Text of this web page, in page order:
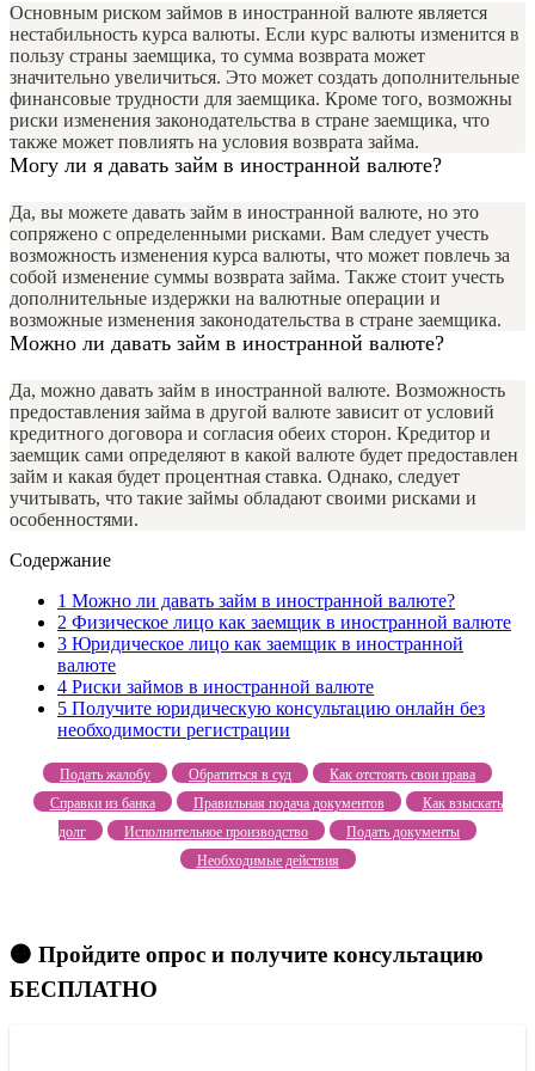
Основным риском займов в иностранной валюте является
нестабильность курса валюты. Если курс валюты изменится в
пользу страны заемщика, то сумма возврата может
значительно увеличиться. Это может создать дополнительные
финансовые трудности для заемщика. Кроме того, возможны
риски изменения законодательства в стране заемщика, что
также может повлиять на условия возврата займа.
Могу ли я давать займ в иностранной валюте?
Да, вы можете давать займ в иностранной валюте, но это
сопряжено с определенными рисками. Вам следует учесть
возможность изменения курса валюты, что может повлечь за
собой изменение суммы возврата займа. Также стоит учесть
дополнительные издержки на валютные операции и
возможные изменения законодательства в стране заемщика.
Можно ли давать займ в иностранной валюте?
Да, можно давать займ в иностранной валюте. Возможность
предоставления займа в другой валюте зависит от условий
кредитного договора и согласия обеих сторон. Кредитор и
заемщик сами определяют в какой валюте будет предоставлен
займ и какая будет процентная ставка. Однако, следует
учитывать, что такие займы обладают своими рисками и
особенностями.
Содержание
1 Можно ли давать займ в иностранной валюте?
2 Физическое лицо как заемщик в иностранной валюте
3 Юридическое лицо как заемщик в иностранной
валюте
4 Риски займов в иностранной валюте
5 Получите юридическую консультацию онлайн без
необходимости регистрации
Подать жалобу Обратиться в суд
Как отстоять свои права
Справки из банка
Правильная подача документов
Как взыскать
долг
Исполнительное производство
Подать документы
Необходимые действия
🟠 Пройдите опрос и получите консультацию
БЕСПЛАТНО